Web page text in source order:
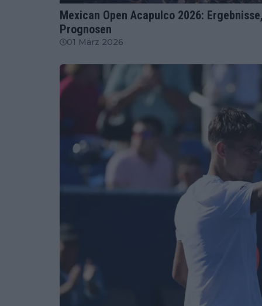
Mexican Open Acapulco 2026:
Prognosen
01 März 2026